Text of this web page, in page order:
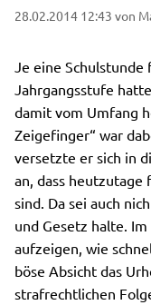
28.02.2014 12:43 von
Je eine
Jahrgangsstufe
damit vom Umfang
Zeigefinger“ war
versetzte er sich in
an, dass
sind. Da sei auch
und Gesetz halte.
aufzeigen, wie
böse Absicht das
strafrechtlichen